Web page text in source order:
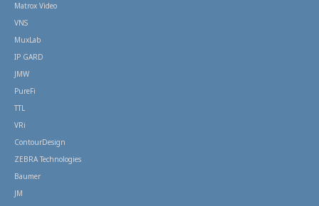
Matrox Video
VNS
MuxLab
IP GARD
JMW
PureFi
TTL
VRi
ContourDesign
ZEBRA Technologies
Baumer
JM